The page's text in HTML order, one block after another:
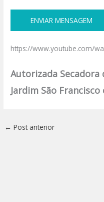
https://www.youtube.com/
Autorizada Secadora
Jardim São Francisco
← Post anterior